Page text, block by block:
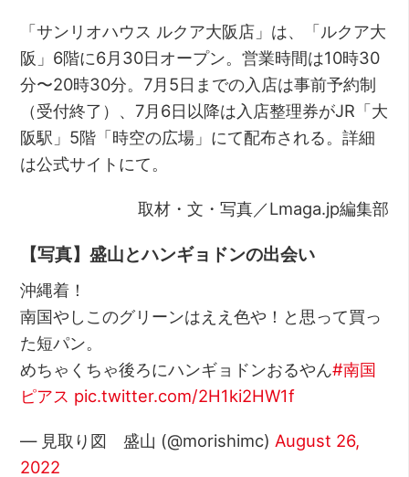
「サンリオハウス ルクア大阪店」は、「ルクア大
阪」6階に6月30日オープン。営業時間は10時30
分〜20時30分。7月5日までの入店は事前予約制
（受付終了）、7月6日以降は入店整理券がJR「大
阪駅」5階「時空の広場」にて配布される。詳細
は公式サイトにて。
取材・文・写真／Lmaga.jp編集部
【写真】盛山とハンギョドンの出会い
沖縄着！
南国やしこのグリーンはええ色や！と思って買っ
た短パン。
めちゃくちゃ後ろにハンギョドンおるやん#南国
ピアス pic.twitter.com/2H1ki2HW1f
— 見取り図 盛山 (@morishimc) August 26,
2022